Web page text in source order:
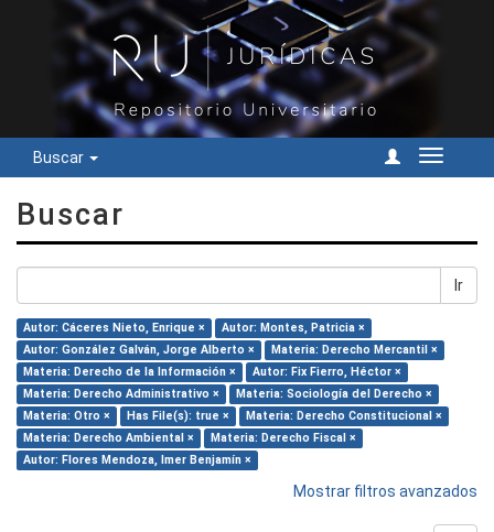
Buscar
Cambiar
Buscar
Ir
Autor: Cáceres Nieto, Enrique ×
Autor: Montes, Patricia ×
Autor: González Galván, Jorge Alberto ×
Materia: Derecho Mercantil ×
Materia: Derecho de la Información ×
Autor: Fix Fierro, Héctor ×
Materia: Derecho Administrativo ×
Materia: Sociología del Derecho ×
Materia: Otro ×
Has File(s): true ×
Materia: Derecho Constitucional ×
Materia: Derecho Ambiental ×
Materia: Derecho Fiscal ×
Autor: Flores Mendoza, Imer Benjamín ×
Mostrar filtros avanzados